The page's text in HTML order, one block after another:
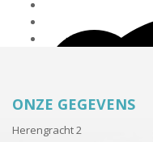
ONZE GEGEVENS
Herengracht 2